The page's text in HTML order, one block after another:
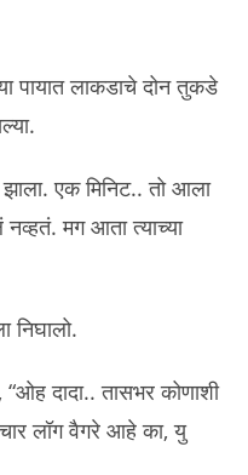
पायात लाकडाचे दोन तुकडे
एक मिनिट.. तो आला
नव्हतं. मग आता त्याच्या
निघालो.
“ओह दादा.. तासभर कोणाशी
लॉग वैगरे आहे का, यु